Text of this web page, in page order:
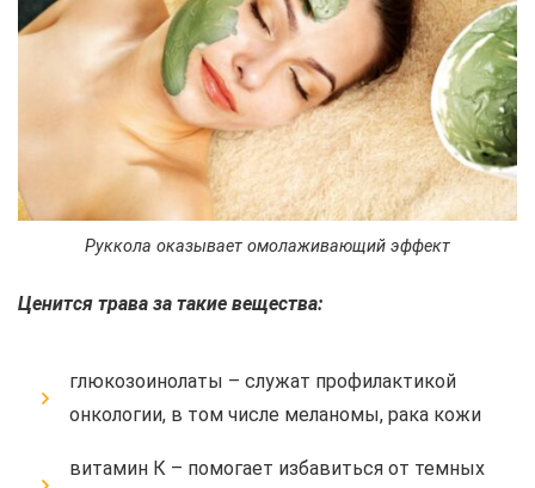
Руккола оказывает омолаживающий эффект
Ценится трава за такие вещества:
глюкозоинолаты – служат профилактикой
онкологии, в том числе меланомы, рака кожи
витамин К – помогает избавиться от темных